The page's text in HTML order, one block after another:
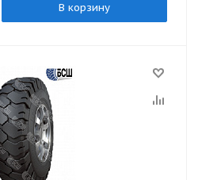
В корзину